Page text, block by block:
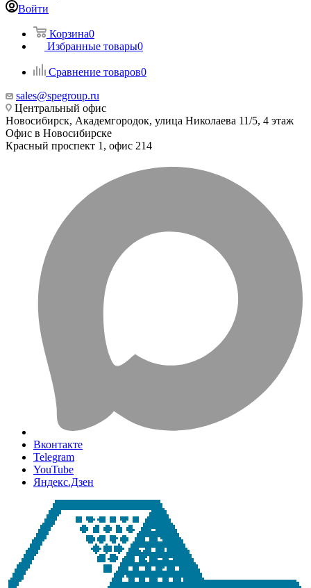
Войти
Корзина0
Избранные товары0
Сравнение товаров0
sales@spegroup.ru
Центральный офис
Новосибирск, Академгородок, улица Николаева 11/5, 4 этаж
Офис в Новосибирске
Красный проспект 1, офис 214
Вконтакте
Telegram
YouTube
Яндекс.Дзен